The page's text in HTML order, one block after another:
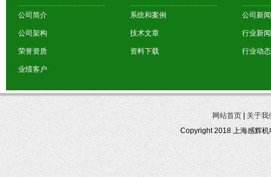
公司简介
公司架构
荣誉资质
业绩客户
系统和案例
技术文章
资料下载
公司新闻
行业新闻
行业动态
网站首页|关于我
Copyright 2018 上海感辉